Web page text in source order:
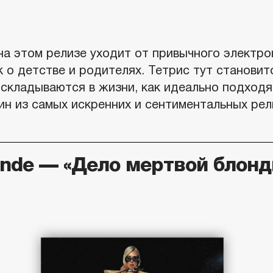
этом релизе уходит от привычного
о детстве и родителях. Тетрис тут
в жизни, как идеально
из самых искренних и сентиментальных
— «Дело мертвой